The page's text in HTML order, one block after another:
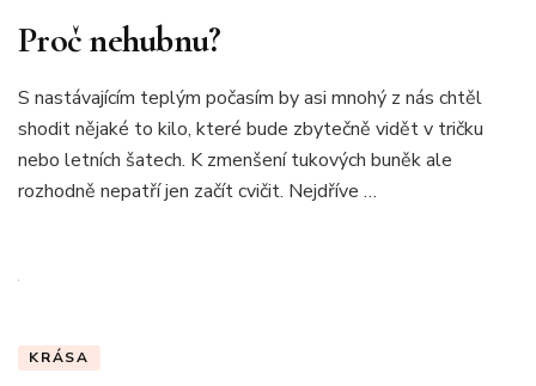
Proč nehubnu?
S nastávajícím teplým počasím by asi mnohý z nás chtěl
shodit nějaké to kilo, které bude zbytečně vidět v tričku
nebo letních šatech. K zmenšení tukových buněk ale
rozhodně nepatří jen začít cvičit. Nejdříve …
KRÁSA